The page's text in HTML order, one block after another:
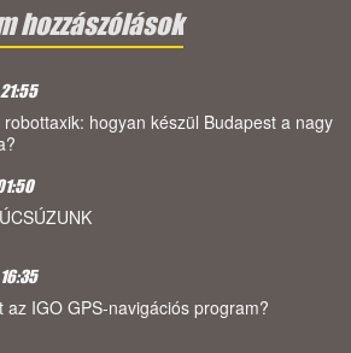
hozzászólások
hogyan készül Budapest a nagy
az IGO GPS-navigációs program?